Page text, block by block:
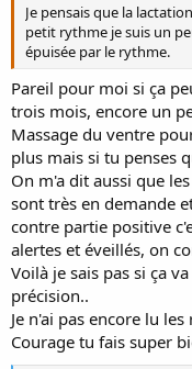
Je pensais que la
petit rythme je suis un
épuisée par le rythme.
Pareil pour moi si ça
trois mois, encore un
Massage du ventre
plus mais si tu penses
On m'a dit aussi que
sont très en demande
contre partie positive
alertes et éveillés, on
Voilà je sais pas si ça
précision..
Je n'ai pas encore lu
Courage tu fais super